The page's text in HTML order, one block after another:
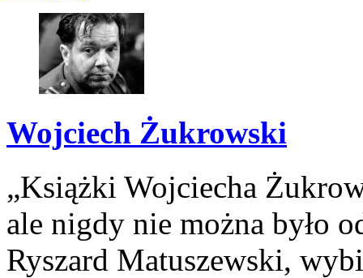
Wojciech Żukrowski
„Książki Wojciecha
ale nigdy nie można było
Ryszard Matuszewski,